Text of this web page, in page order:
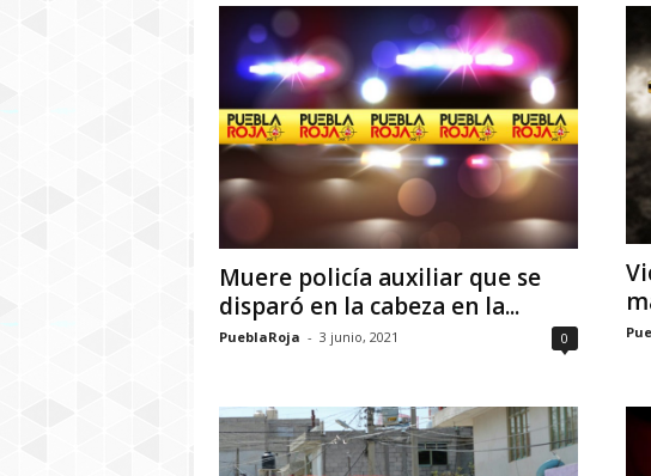
Muere policía auxiliar que se
disparó en la cabeza en la...
PueblaRoja - 3 junio, 2021 0